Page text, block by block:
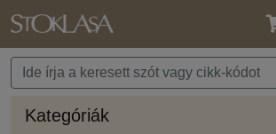
Kategóriák